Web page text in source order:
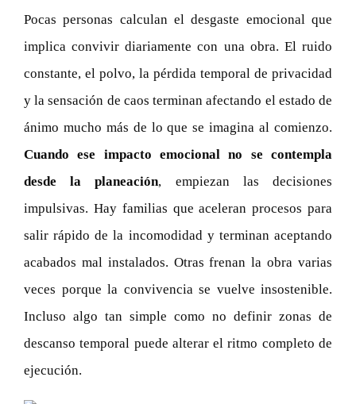
Pocas personas calculan el desgaste emocional que
implica convivir diariamente con una obra. El ruido
constante, el polvo, la pérdida temporal de privacidad
y la sensación de caos terminan afectando el estado de
ánimo mucho más de lo que se imagina al comienzo.
Cuando ese impacto emocional no se contempla
desde la planeación, empiezan las decisiones
impulsivas. Hay familias que aceleran procesos para
salir rápido de la incomodidad y terminan aceptando
acabados mal instalados. Otras frenan la obra varias
veces porque la convivencia se vuelve insostenible.
Incluso algo tan simple como no definir zonas de
descanso temporal puede alterar el ritmo completo de
ejecución.